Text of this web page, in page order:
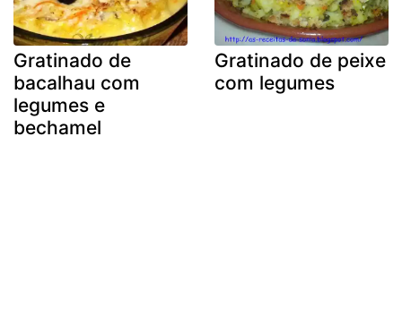
Gratinado de
bacalhau com
legumes e
bechamel
Gratinado de peixe
com legumes